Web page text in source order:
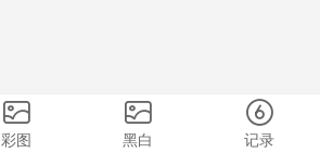
彩图 黑白 记录